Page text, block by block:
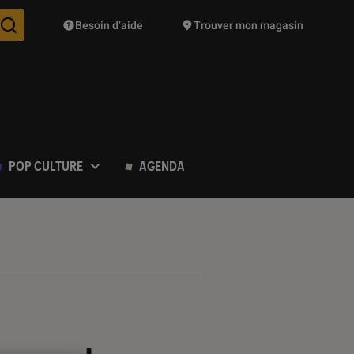
Des suggestions de produits vont vous être proposées
Besoin d’aide Trouver mon magasin
POP CULTURE AGENDA